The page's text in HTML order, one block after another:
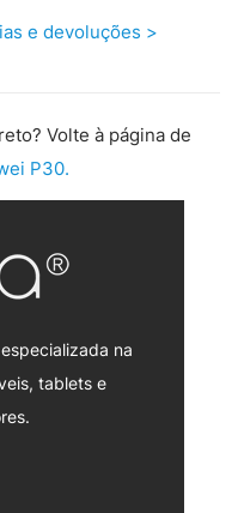
e devoluções >
Volte à página de
P30.
na
tablets e